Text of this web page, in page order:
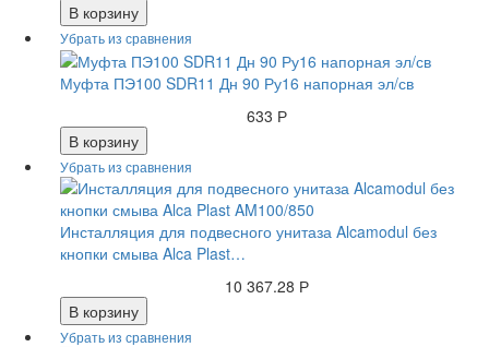
В корзину
Муфта ПЭ100 SDR11 Дн 90 Ру16 напорная эл/св
633 Р
В корзину
Инсталляция для подвесного унитаза Alcamodul без
кнопки смыва Alca Plast…
10 367.28 Р
В корзину